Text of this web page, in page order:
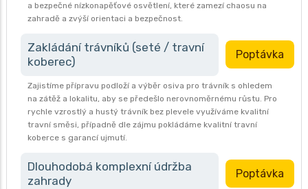
a bezpečné nízkonapěťové osvětlení, které zamezí chaosu na
zahradě a zvýší orientaci a bezpečnost.
Zakládání trávníků (seté / travní
koberec)
Poptávka
Zajistíme přípravu podloží a výběr osiva pro trávník s ohledem
na zátěž a lokalitu, aby se předešlo nerovnoměrnému růstu. Pro
rychle vzrostlý a hustý trávník bez plevele využíváme kvalitní
travní směsi, případně dle zájmu pokládáme kvalitní travní
koberce s garancí ujmutí.
Dlouhodobá komplexní údržba
zahrady
Poptávka